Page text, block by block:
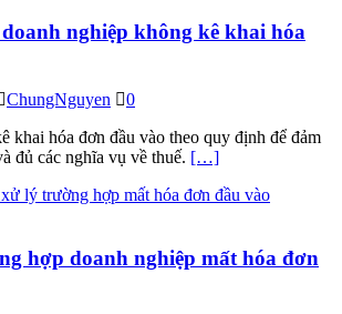
nghiệp không kê khai hóa
ChungNguyen
0
khai hóa đơn đầu vào theo quy định để đảm
đủ các nghĩa vụ về thuế. […]
hợp doanh nghiệp mất hóa đơn